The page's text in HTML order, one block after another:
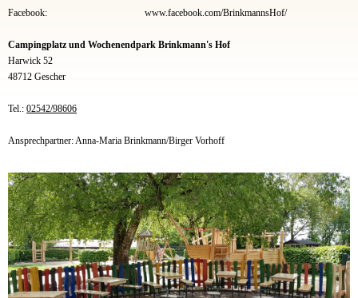
Facebook: www.facebook.com/BrinkmannsHof/
Campingplatz und Wochenendpark Brinkmann's Hof
Harwick 52
48712 Gescher
Tel.: 02542/98606
Ansprechpartner: Anna-Maria Brinkmann/Birger Vorhoff